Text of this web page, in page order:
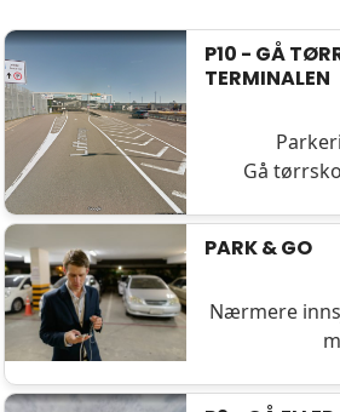
P10 - GÅ
TERMINALEN
Gå
PARK & GO
Nærmere